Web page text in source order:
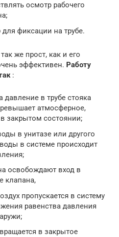
осмотр рабочего
для фиксации на трубе.
же прост, как и его
эффективен. Работу
:
давление в трубе стояка
атмосферное,
закрытом состоянии;
в унитазе или другого
в системе происходит
освобождают вход в
клапана,
пропускается в систему
равенства давления
в закрытое